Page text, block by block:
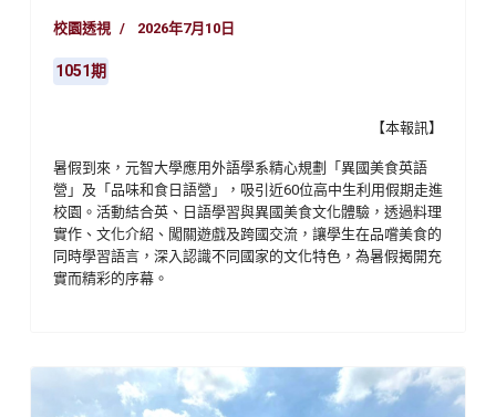
校園透視 2026年7月10日
1051期
【本報訊】
暑假到來，元智大學應用外語學系精心規劃「異國美食英語
營」及「品味和食日語營」，吸引近60位高中生利用假期走進
校園。活動結合英、日語學習與異國美食文化體驗，透過料理
實作、文化介紹、闖關遊戲及跨國交流，讓學生在品嚐美食的
同時學習語言，深入認識不同國家的文化特色，為暑假揭開充
實而精彩的序幕。